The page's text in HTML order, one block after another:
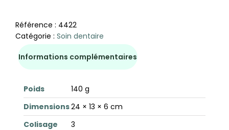
Référence : 4422
Catégorie : Soin dentaire
Informations complémentaires
Poids
140 g
Dimensions24 × 13 × 6 cm
Colisage
3